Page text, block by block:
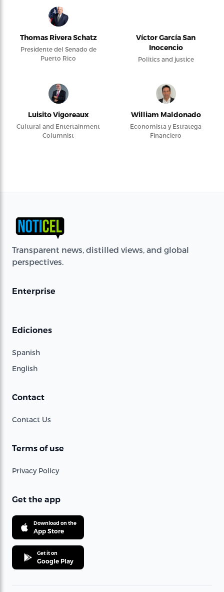
Thomas Rivera Schatz
Presidente del Senado de
Puerto Rico
Víctor García San
Inocencio
Politics and justice
Luisito Vigoreaux
Cultural and Entertainment
Columnist
William Maldonado
Economista y Estratega
Financiero
Transparent news, distilled views, and global
perspectives.
Enterprise
Ediciones
Spanish
English
Contact
Contact Us
Terms of use
Privacy Policy
Get the app
Download on the
App Store
Get it on
Google Play